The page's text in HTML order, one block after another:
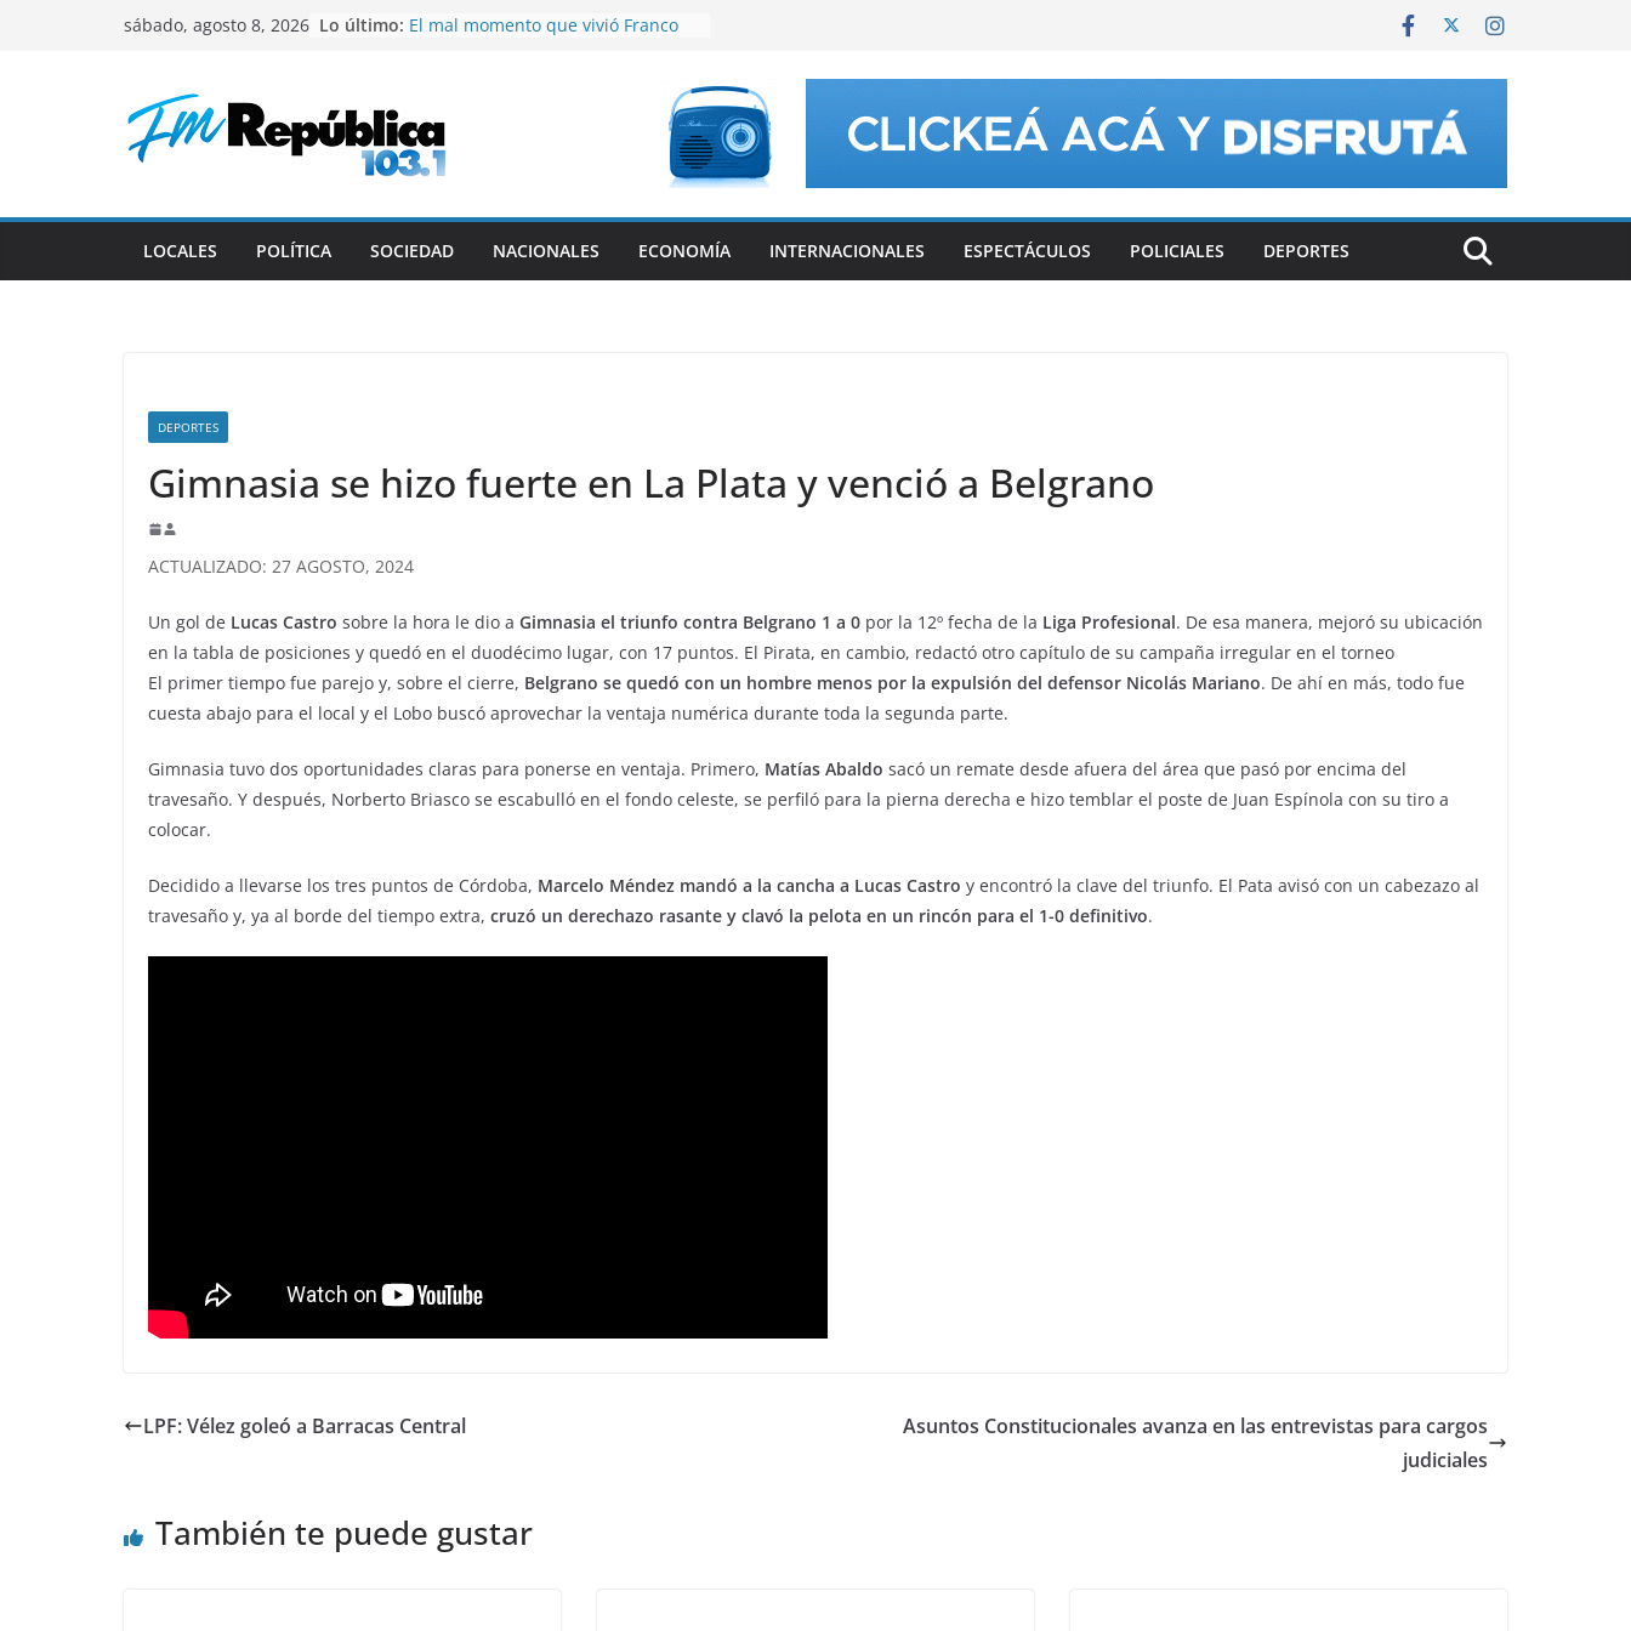
sábado, agosto 8, 2026 Lo último: El mal momento que vivió Franco
Milei vuelve al país tras los viajes a
Ecuador y Colombia
Comienza la cuarta fecha del
Gustavo recibió a reconocidos
deportistas catamarqueños
LOCALES POLÍTICA SOCIEDAD NACIONALES ECONOMÍA INTERNACIONALES ESPECTÁCULOS POLICIALES DEPORTES
DEPORTES
Gimnasia se hizo fuerte en La Plata y venció a Belgrano
ACTUALIZADO: 27 AGOSTO, 2024
Un gol de Lucas Castro sobre la hora le dio a Gimnasia el triunfo contra Belgrano 1 a 0 por la 12º fecha de la Liga Profesional. De esa manera, mejoró su ubicación
en la tabla de posiciones y quedó en el duodécimo lugar, con 17 puntos. El Pirata, en cambio, redactó otro capítulo de su campaña irregular en el torneo
El primer tiempo fue parejo y, sobre el cierre, Belgrano se quedó con un hombre menos por la expulsión del defensor Nicolás Mariano. De ahí en más, todo fue
cuesta abajo para el local y el Lobo buscó aprovechar la ventaja numérica durante toda la segunda parte.
Gimnasia tuvo dos oportunidades claras para ponerse en ventaja. Primero, Matías Abaldo sacó un remate desde afuera del área que pasó por encima del
travesaño. Y después, Norberto Briasco se escabulló en el fondo celeste, se perfiló para la pierna derecha e hizo temblar el poste de Juan Espínola con su tiro a
colocar.
Decidido a llevarse los tres puntos de Córdoba, Marcelo Méndez mandó a la cancha a Lucas Castro y encontró la clave del triunfo. El Pata avisó con un cabezazo al
travesaño y, ya al borde del tiempo extra, cruzó un derechazo rasante y clavó la pelota en un rincón para el 1-0 definitivo.
LPF: Vélez goleó a Barracas Central
Asuntos Constitucionales avanza en las entrevistas para cargos
judiciales
También te puede gustar